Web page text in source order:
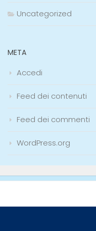
Uncategorized
META
Accedi
Feed dei contenuti
Feed dei commenti
WordPress.org